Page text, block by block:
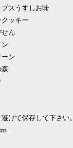
スうすしお味
ッキー
ん
ン
けて保存して下さい。